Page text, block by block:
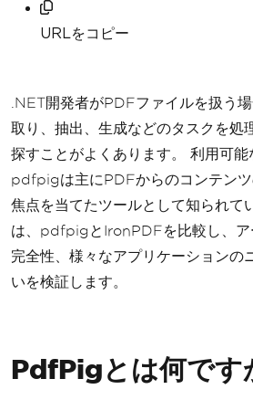
URLをコピー
.NET開発者がPDFファイルを扱う
取り、抽出、生成などのタスクを処
探すことがよくあります。 利用可能
pdfpigは主にPDFからのコンテンツ
焦点を当てたツールとして知られて
は、pdfpigとIronPDFを比較し、ア
完全性、様々なアプリケーションの
いを検証します。
PdfPigとは何です